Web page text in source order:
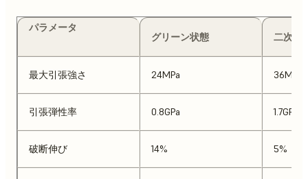
パラメータ
グリーン状態 二次硬
最大引張強さ 24MPa 36MPa
引張弾性率 0.8GPa 1.7GPa
破断伸び 14% 5%